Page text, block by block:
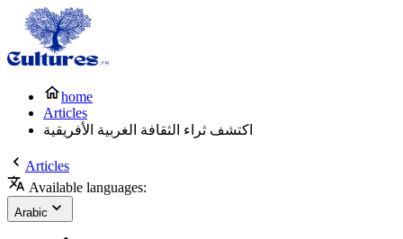
home
Articles
اكتشف ثراء الثقافة الغربية الأفريقية
Articles
Available languages:
Arabic